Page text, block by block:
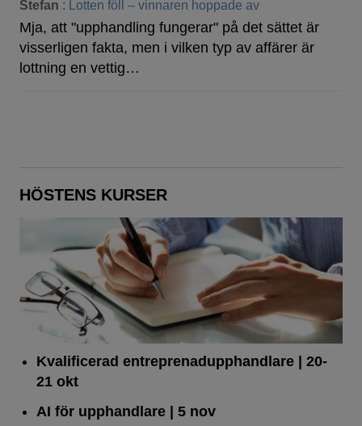
Stefan : Lotten föll – vinnaren hoppade av
Mja, att "upphandling fungerar" på det sättet är
visserligen fakta, men i vilken typ av affärer är
lottning en vettig…
HÖSTENS KURSER
Kvalificerad entreprenad­upphandlare | 20-
21 okt
AI för upphandlare| 5 nov